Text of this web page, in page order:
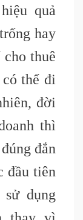
quả
hay
thuê
thể đi
đời
thì
đắn
đầu tiên
dụng